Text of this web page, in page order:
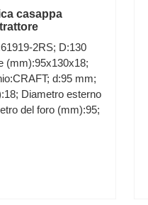
casappa
2RS; D:130
(mm):95x130x18;
d:95 mm;
Diametro esterno
del foro (mm):95;